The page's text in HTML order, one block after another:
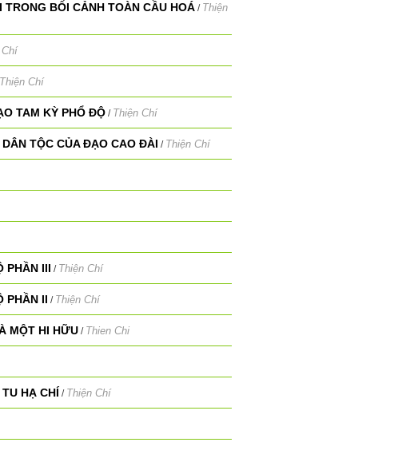
BỐI CẢNH TOÀN CẦU HOÁ / Thiện
Chí
Thiện Chí
TAM KỲ PHỔ ĐỘ / Thiện Chí
TỘC CỦA ĐẠO CAO ĐÀI / Thiện Chí
PHẦN III / Thiện Chí
PHẦN II / Thiện Chí
MỘT HI HỮU / Thien Chi
HẠ CHÍ / Thiện Chí